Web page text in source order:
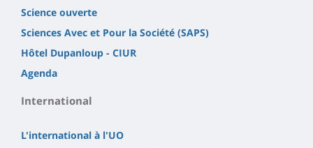
Science ouverte
Sciences Avec et Pour la Société (SAPS)
Hôtel Dupanloup - CIUR
Agenda
International
L'international à l'UO